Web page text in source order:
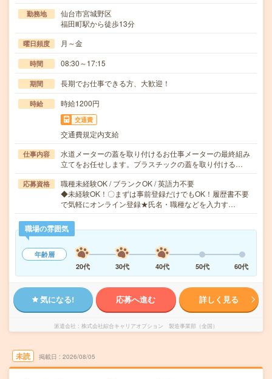
勤務地
仙台市宮城野区
福田町駅から徒歩13分
曜日頻度 月～金
時間 08:30～17:15
期間 長期でお仕事できる方、大歓迎！
時給 時給1200円
交通費
交通費規定内支給
仕事内容
水道メーターの蓋を取り付けるお仕事メーターの最終組み
立てをお任せします。プラスチックの蓋を取り付ける…
応募資格
職種未経験OK / ブランクOK / 英語力不要
◆未経験OK！〇まずは事前登録だけでもOK！履歴書不要
で気軽にオンライン登録★氏名・職種などを入力す…
職場の雰囲気
年齢層
20代
30代 40代 50代 60代
気になる! 応募へ進む 詳しく見る
派遣会社 株式会社綜合キャリアオプション 製造事業部（全国）
未読 掲載日 2026/08/05